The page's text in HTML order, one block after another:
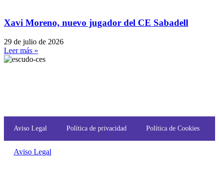
Xavi Moreno, nuevo jugador del CE Sabadell
29 de julio de 2026
Leer más »
Aviso Legal Política de privacidad Política de Cookies
Aviso Legal